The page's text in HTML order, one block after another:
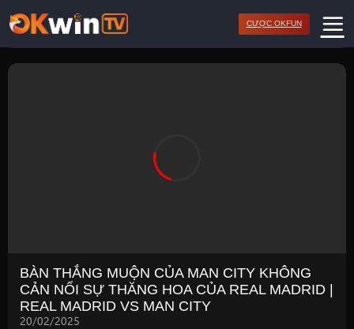
qua
nội
dung
CƯỢC OKFUN
BÀN THẮNG MUỘN CỦA MAN CITY KHÔNG
CẢN NỔI SỰ THĂNG HOA CỦA REAL MADRID |
REAL MADRID VS MAN CITY
20/02/2025